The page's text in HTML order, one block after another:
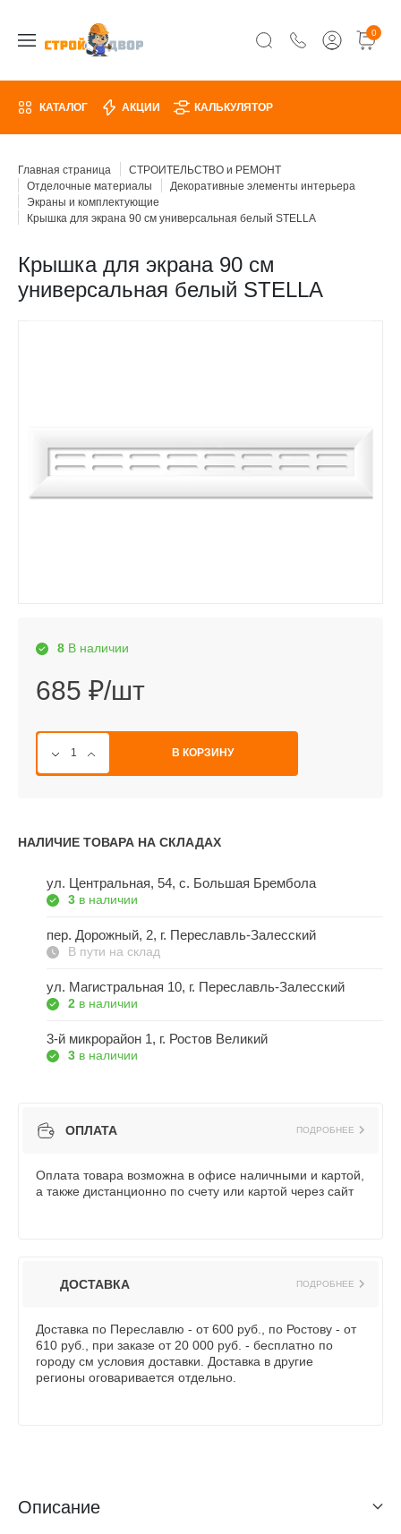
0
КАТАЛОГ АКЦИИ КАЛЬКУЛЯТОР
Главная страница
СТРОИТЕЛЬСТВО и РЕМОНТ
Отделочные материалы
Декоративные элементы интерьера
Экраны и комплектующие
Крышка для экрана 90 см универсальная белый STELLA
Крышка для экрана 90 см
универсальная белый STELLA
8 В наличии
685 ₽/шт
В КОРЗИНУ
НАЛИЧИЕ ТОВАРА НА СКЛАДАХ
ул. Центральная, 54, c. Большая Брембола
3 в наличии
пер. Дорожный, 2, г. Переславль-Залесский
В пути на склад
ул. Магистральная 10, г. Переславль-Залесский
2 в наличии
3-й микрорайон 1, г. Ростов Великий
3 в наличии
ОПЛАТА ПОДРОБНЕЕ
Оплата товара возможна в офисе наличными и картой,
а также дистанционно по счету или картой через сайт
ДОСТАВКА ПОДРОБНЕЕ
Доставка по Переславлю - от 600 руб., по Ростову - от
610 руб., при заказе от 20 000 руб. - бесплатно по
городу см условия доставки. Доставка в другие
регионы оговаривается отдельно.
Описание